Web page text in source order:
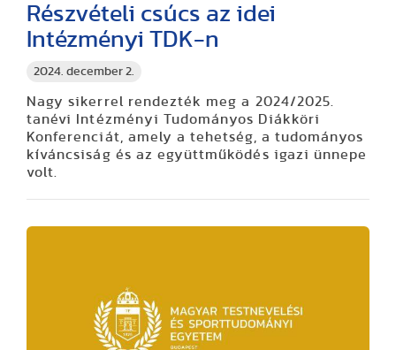
2024. december 2.
Részvételi csúcs az idei
Intézményi TDK-n
Nagy sikerrel rendezték meg a 2024/2025.
tanévi Intézményi Tudományos Diákköri
Konferenciát, amely a tehetség, a tudományos
kíváncsiság és az együttműködés igazi ünnepe
volt.